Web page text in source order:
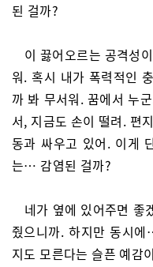
된 걸까?
이 끓어오르는 공격성
워. 혹시 내가 폭력적인
까 봐 무서워. 꿈에서 누
서, 지금도 손이 떨려. 편
동과 싸우고 있어. 이게
는… 감염된 걸까?
네가 옆에 있어주면 좋
줬으니까. 하지만 동시
지도 모른다는 슬픈 예감